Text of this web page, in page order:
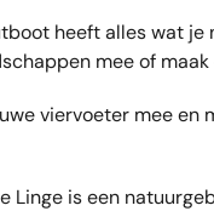
heeft alles wat je
mee of
viervoeter mee en
Linge is een